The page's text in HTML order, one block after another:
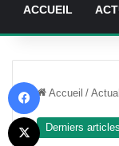
ACCUEIL
Accueil /
Derniers articles
X